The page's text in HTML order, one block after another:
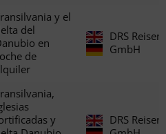
y el
del
en
de
DRS Reisen
GmbH
y
DRS Reisen